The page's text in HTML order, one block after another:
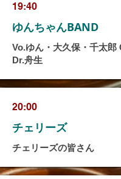
19:40
ゆんちゃんBAND
Vo.ゆん・大久保・千太郎
Dr.舟生
20:00
チェリーズ
チェリーズの皆さん